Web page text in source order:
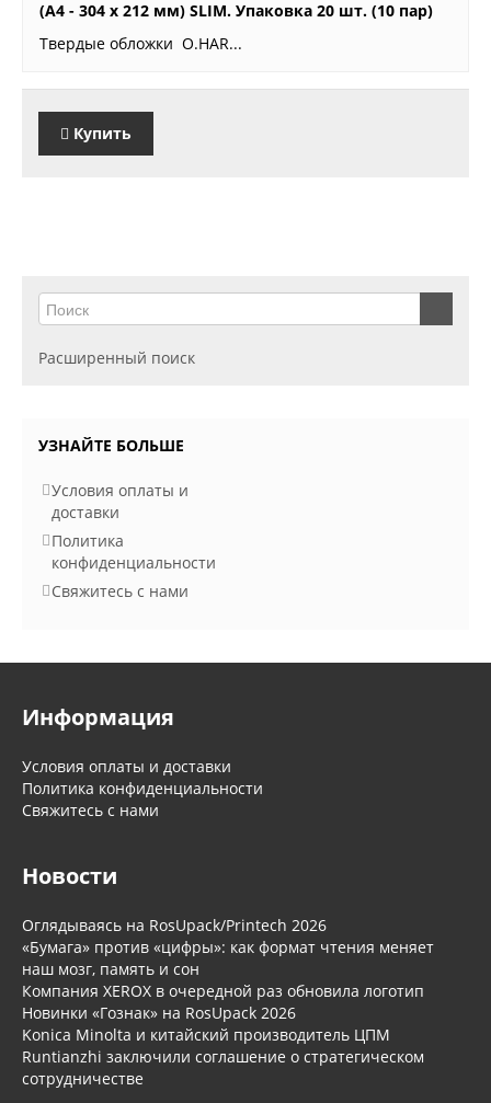
(A4 - 304 x 212 мм) SLIM. Упаковка 20 шт. (10 пар)
Твердые обложки O.HAR...
Купить
Расширенный поиск
УЗНАЙТЕ БОЛЬШЕ
Условия оплаты и
доставки
Политика
конфиденциальности
Свяжитесь с нами
Информация
Условия оплаты и доставки
Политика конфиденциальности
Свяжитесь с нами
Новости
Оглядываясь на RosUpack/Printech 2026
«Бумага» против «цифры»: как формат чтения меняет
наш мозг, память и сон
Компания XEROX в очередной раз обновила логотип
Новинки «Гознак» на RosUpack 2026
Konica Minolta и китайский производитель ЦПМ
Runtianzhi заключили соглашение о стратегическом
сотрудничестве